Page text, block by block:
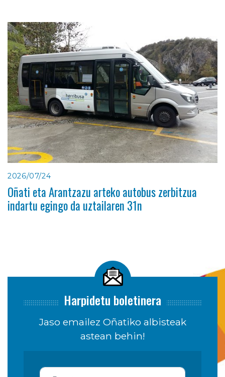
2026/07/24
Oñati eta Arantzazu arteko autobus zerbitzua
indartu egingo da uztailaren 31n
Harpidetu boletinera
Jaso emailez Oñatiko albisteak
astean behin!